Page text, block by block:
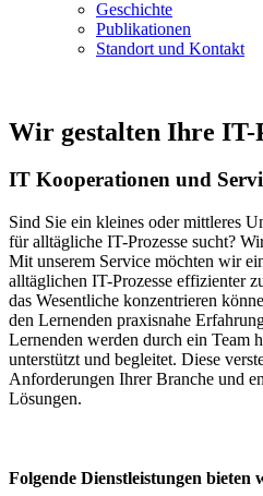
Geschichte
Publikationen
Standort und Kontakt
Wir gestalten Ihre IT-
IT Kooperationen und
Sind Sie ein kleines oder mittleres
für alltägliche IT-Prozesse sucht?
Mit unserem Service möchten wir
alltäglichen IT-Prozesse effizienter
das Wesentliche konzentrieren
den Lernenden praxisnahe
Lernenden werden durch ein Team
unterstützt und begleitet. Diese
Anforderungen Ihrer Branche und
Lösungen.
Folgende Dienstleistungen bieten